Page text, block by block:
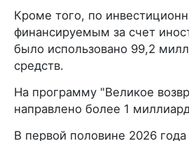
Кроме того, по
финансируемым за счет
было использовано 99,2
средств.
На программу "Великое
направлено более 1
В первой половине 2026